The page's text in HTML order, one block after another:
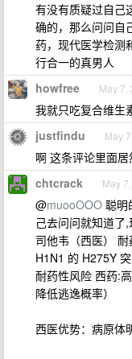
有没有质疑过自己
确的，那么问问自
药，现代医学检测
行合一的真男人
howfree May 7,
我就只吃复合维生
justfindu May
啊 这条评论里面
chtcrack May
@muooOOO 聪明
己去问问就知道了
司他韦（西医）
H1N1 的 H275Y 突
耐药性风险 西药:
降低逃逸概率）
西医优势：病原体